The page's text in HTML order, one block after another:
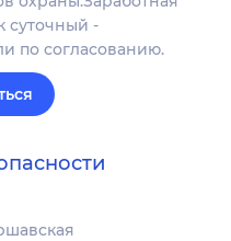
суточный -
по согласованию.